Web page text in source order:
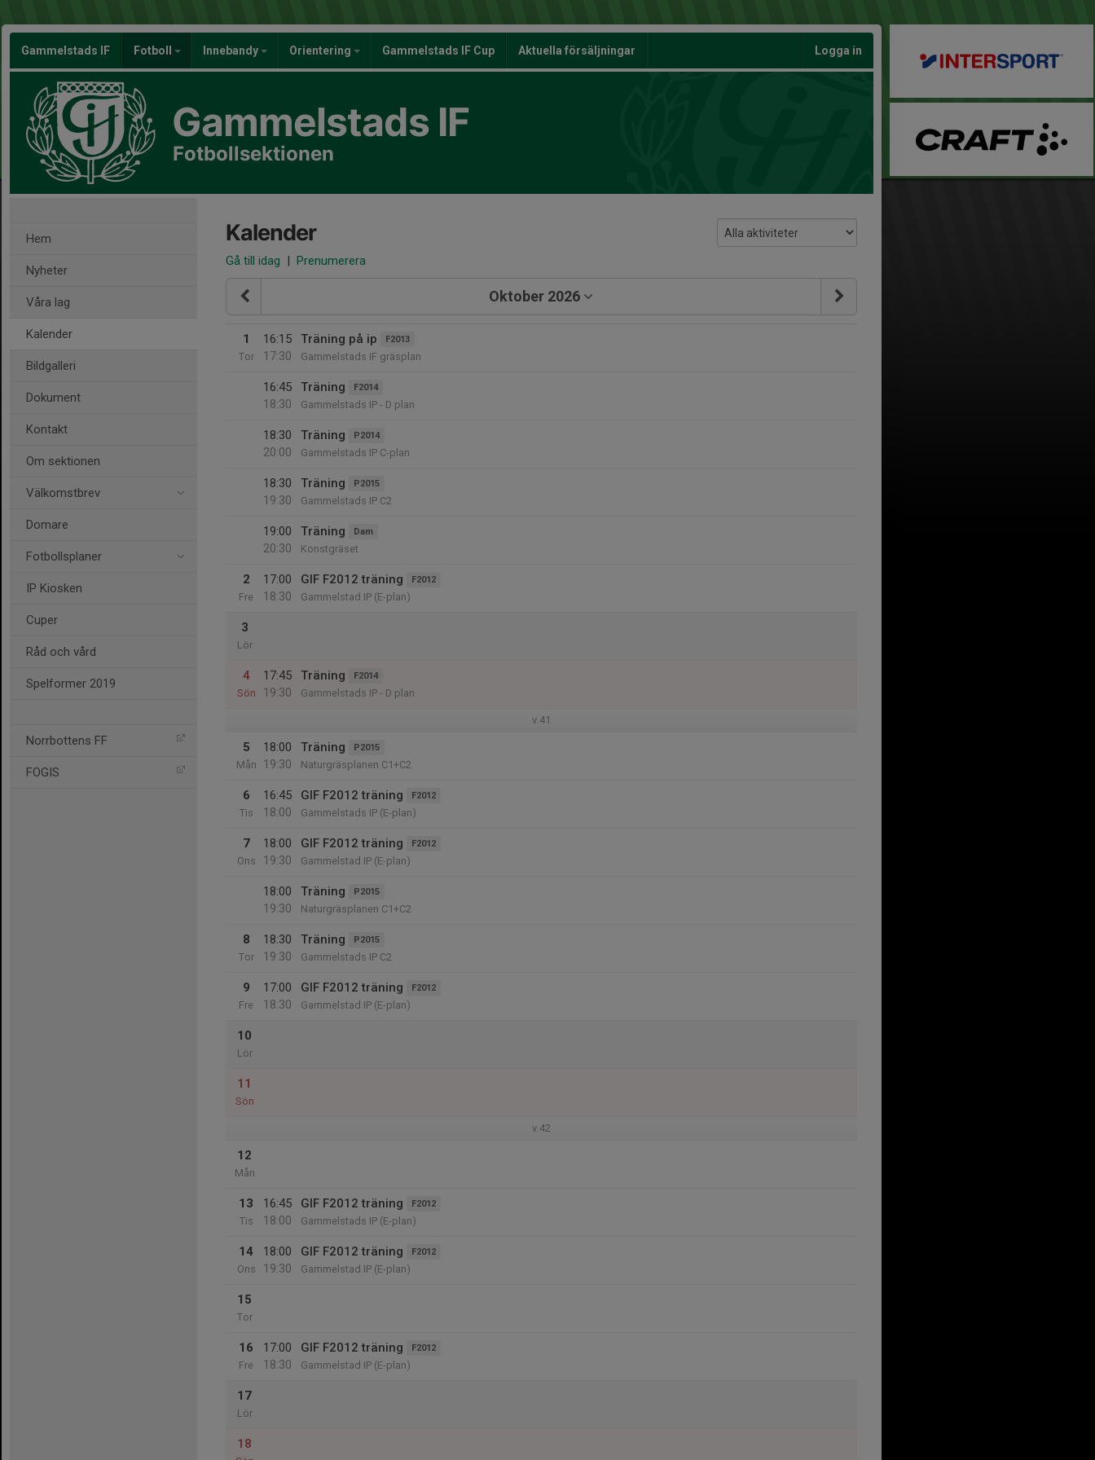
Gammelstads IF Fotboll Innebandy Orientering Gammelstads IF Cup Aktuella försäljningar Logga in
Gammelstads IF
Fotbollsektionen
Hem
Nyheter
Våra lag
Kalender
Bildgalleri
Dokument
Kontakt
Om sektionen
Välkomstbrev
Domare
Fotbollsplaner
IP Kiosken
Cuper
Råd och vård
Spelformer 2019
Norrbottens FF
FOGIS
Kalender
Gå till idag | Prenumerera
Oktober 2026
1
Tor
16:15
17:30
Träning på ip F2013
Gammelstads IF gräsplan
16:45
18:30
Träning F2014
Gammelstads IP - D plan
18:30
20:00
Träning P2014
Gammelstads IP C-plan
18:30
19:30
Träning P2015
Gammelstads IP C2
19:00
20:30
Träning Dam
Konstgräset
2
Fre
17:00
18:30
GIF F2012 träning F2012
Gammelstad IP (E-plan)
3
Lör
4
Sön
17:45
19:30
Träning F2014
Gammelstads IP - D plan
v.41
5
Mån
18:00
19:30
Träning P2015
Naturgräsplanen C1+C2
6
Tis
16:45
18:00
GIF F2012 träning F2012
Gammelstads IP (E-plan)
7
Ons
18:00
19:30
GIF F2012 träning F2012
Gammelstad IP (E-plan)
18:00
19:30
Träning P2015
Naturgräsplanen C1+C2
8
Tor
18:30
19:30
Träning P2015
Gammelstads IP C2
9
Fre
17:00
18:30
GIF F2012 träning F2012
Gammelstad IP (E-plan)
10
Lör
11
Sön
v.42
12
Mån
13
Tis
16:45
18:00
GIF F2012 träning F2012
Gammelstads IP (E-plan)
14
Ons
18:00
19:30
GIF F2012 träning F2012
Gammelstad IP (E-plan)
15
Tor
16
Fre
17:00
18:30
GIF F2012 träning F2012
Gammelstad IP (E-plan)
17
Lör
18